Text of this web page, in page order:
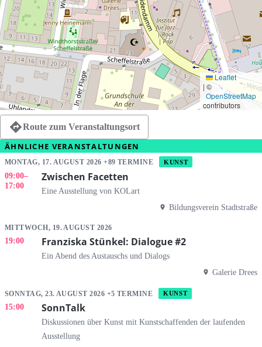
Leaflet
| ©
OpenStreetMap
contributors
Route zum Veranstaltungsort
ÄHNLICHE VERANSTALTUNGEN
MONTAG, 17. AUGUST 2026 +89 TERMINE KUNST
09:00–
17:00
Zwischen Facetten
Eine Ausstellung von KOLart
Bildungsverein Stadtstraße
MITTWOCH, 19. AUGUST 2026
19:00 Franziska Stünkel: Dialogue #2
Ein Abend des Austauschs und Dialogs
Galerie Drees
SONNTAG, 23. AUGUST 2026 +5 TERMINE KUNST
15:00 SonnTalk
Diskussionen über Kunst mit Kunstschaffenden der laufenden
Ausstellung